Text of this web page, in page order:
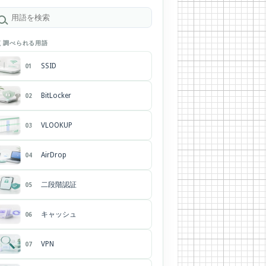
調べられる用語
01 SSID
02 BitLocker
03 VLOOKUP
04 AirDrop
05 二段階認証
06 キャッシュ
07 VPN